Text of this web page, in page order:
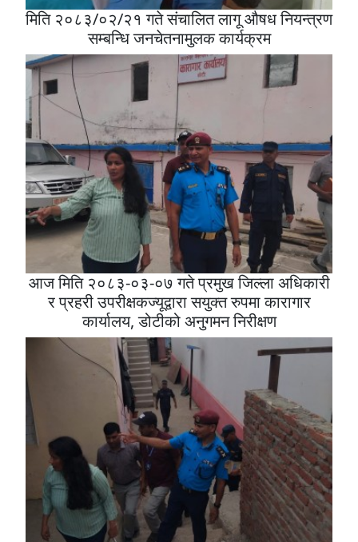
मिति २०८३/०२/२१ गते संचालित लागू औषध नियन्त्रण
सम्बन्धि जनचेतनामुलक कार्यक्रम
आज मिति २०८३-०३-०७ गते प्रमुख जिल्ला अधिकारी
र प्रहरी उपरीक्षकज्यूद्वारा सयुक्त रुपमा कारागार
कार्यालय, डोटीको अनुगमन निरीक्षण